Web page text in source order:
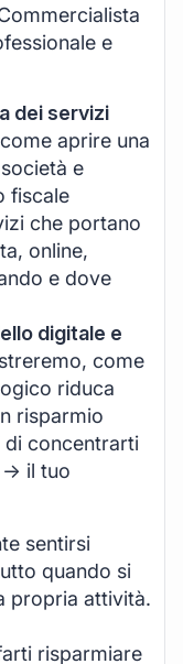
e
dei servizi
aprire una
e
fiscale
che portano
online,
e dove
digitale e
come
riduca
risparmio
concentrarti
> il tuo
sentirsi
quando si
propria attività.
risparmiare